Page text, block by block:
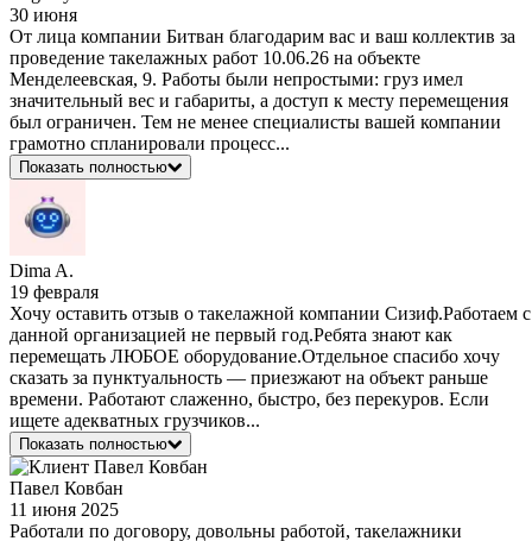
30 июня
От лица компании Битван благодарим вас и ваш коллектив за
проведение такелажных работ 10.06.26 на объекте
Менделеевская, 9. Работы были непростыми: груз имел
значительный вес и габариты, а доступ к месту перемещения
был ограничен. Тем не менее специалисты вашей компании
грамотно спланировали процесс...
Показать полностью
Dima A.
19 февраля
Хочу оставить отзыв о такелажной компании Сизиф.Работаем с
данной организацией не первый год.Ребята знают как
перемещать ЛЮБОЕ оборудование.Отдельное спасибо хочу
сказать за пунктуальность — приезжают на объект раньше
времени. Работают слаженно, быстро, без перекуров. Если
ищете адекватных грузчиков...
Показать полностью
Павел Ковбан
11 июня 2025
Работали по договору, довольны работой, такелажники